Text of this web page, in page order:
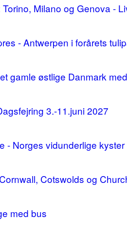
Milano og Genova -
- Antwerpen i forårets
gamle østlige Danmark
3.-11.juni 2027
- Norges vidunderlige
Cotswolds og
med bus